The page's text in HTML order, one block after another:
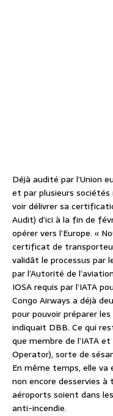
Déjà audité par l’Union
et par plusieurs sociétés
voir délivrer sa
Audit) d’ici à la fin de
opérer vers l’Europe. «
certificat de
validât le processus par
par l’Autorité de
IOSA requis par l’IATA
Congo Airways a déjà
pour pouvoir préparer
indiquait DBB. Ce qui
que membre de l’IATA
Operator), sorte de
En même temps, elle va
non encore desservies à
aéroports soient dans
anti-incendie.